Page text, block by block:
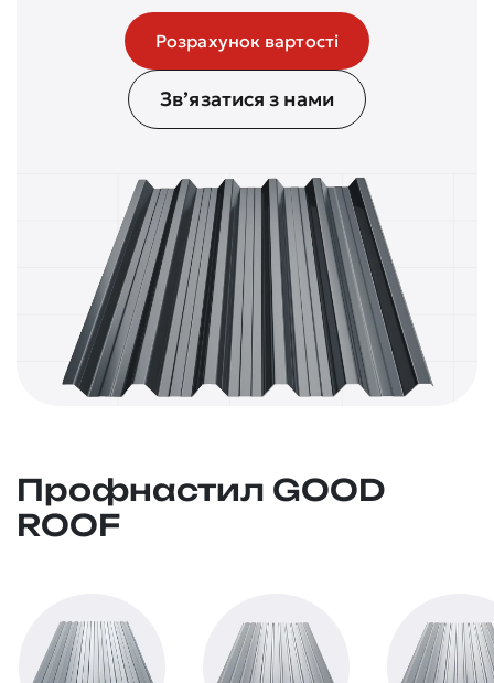
Розрахунок вартості
Зв’язатися з нами
Профнастил GOOD
ROOF